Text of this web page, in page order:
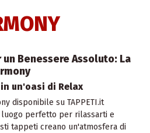
Benessere Assoluto: La
un'oasi di Relax
disponibile su TAPPETI.it
perfetto per rilassarti e
tappeti creano un'atmosfera di